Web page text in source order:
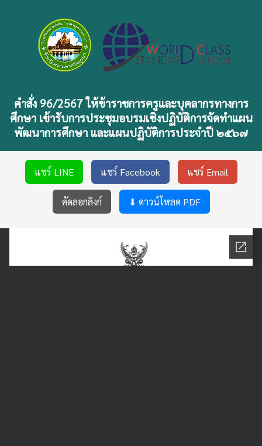
คำสั่ง 96/2567 ให้ข้าราชการครูและบุคลากรทางการ
ศึกษา เข้ารับการประชุมอบรมเชิงปฏิบัติการจัดทำแผน
พัฒนาการศึกษา และแผนปฏิบัติการประจำปี ๒๕๖๗
แชร์ LINE แชร์ Facebook แชร์ Email
คัดลอกลิงก์ ⬇ ดาวน์โหลด PDF